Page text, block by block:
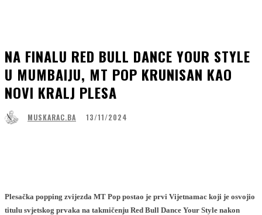
NA FINALU RED BULL DANCE YOUR STYLE
U MUMBAIJU, MT POP KRUNISAN KAO
NOVI KRALJ PLESA
MUSKARAC.BA 13/11/2024
Plesačka popping zvijezda MT Pop postao je prvi Vijetnamac koji je osvojio
titulu svjetskog prvaka na takmičenju Red Bull Dance Your Style nakon